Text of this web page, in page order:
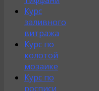
Курс
заливного
витража
Курс по
колотой
мозаике
Курс по
росписи